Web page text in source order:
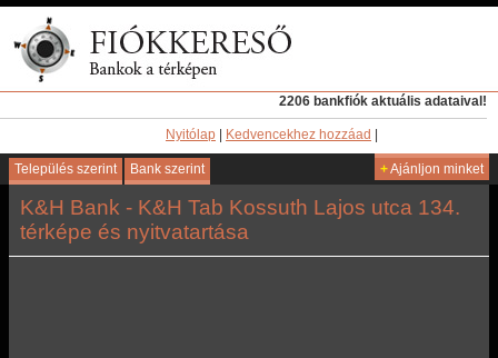
2206 bankfiók aktuális adataival!
Nyitólap Kedvencekhez hozzáad
Település szerint Bank szerint +Ajánljon minket
K&H Bank - K&H Tab Kossuth Lajos utca 134.
térképe és nyitvatartása